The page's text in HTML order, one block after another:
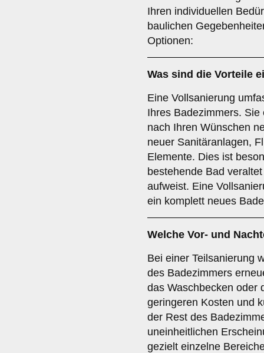
Ihren individuellen
baulichen
Optionen:
Was sind die Vorteile
Eine Vollsanierung
Ihres Badezimmers.
nach Ihren Wünschen
neuer Sanitäranlagen,
Elemente. Dies ist
bestehende Bad
aufweist. Eine
ein komplett neues
Welche Vor- und
Bei einer Teilsanierung
des Badezimmers
das Waschbecken oder
geringeren Kosten und
der Rest des
uneinheitlichen
gezielt einzelne